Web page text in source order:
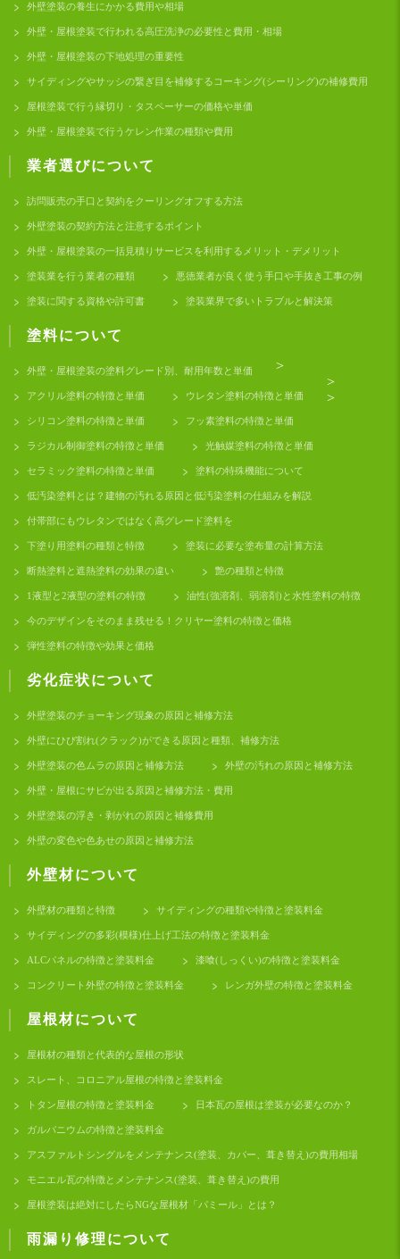
外壁塗装の養生にかかる費用や相場
外壁・屋根塗装で行われる高圧洗浄の必要性と費用・相場
外壁・屋根塗装の下地処理の重要性
サイディングやサッシの繋ぎ目を補修するコーキング(シーリング)の補修費用
屋根塗装で行う縁切り・タスペーサーの価格や単価
外壁・屋根塗装で行うケレン作業の種類や費用
業者選びについて
訪問販売の手口と契約をクーリングオフする方法
外壁塗装の契約方法と注意するポイント
外壁・屋根塗装の一括見積りサービスを利用するメリット・デメリット
塗装業を行う業者の種類 悪徳業者が良く使う手口や手抜き工事の例
塗装に関する資格や許可書 塗装業界で多いトラブルと解決策
塗料について
外壁・屋根塗装の塗料グレード別、耐用年数と単価
アクリル塗料の特徴と単価 ウレタン塗料の特徴と単価
シリコン塗料の特徴と単価 フッ素塗料の特徴と単価
ラジカル制御塗料の特徴と単価 光触媒塗料の特徴と単価
セラミック塗料の特徴と単価 塗料の特殊機能について
低汚染塗料とは？建物の汚れる原因と低汚染塗料の仕組みを解説
付帯部にもウレタンではなく高グレード塗料を
下塗り用塗料の種類と特徴 塗装に必要な塗布量の計算方法
断熱塗料と遮熱塗料の効果の違い 艶の種類と特徴
1液型と2液型の塗料の特徴
>
油性(強溶剤、弱溶剤)と水性塗料の特徴
>
今のデザインをそのまま残せる！クリヤー塗料の特徴と価格
>
弾性塗料の特徴や効果と価格
劣化症状について
外壁塗装のチョーキング現象の原因と補修方法
外壁にひび割れ(クラック)ができる原因と種類、補修方法
外壁塗装の色ムラの原因と補修方法 外壁の汚れの原因と補修方法
外壁・屋根にサビが出る原因と補修方法・費用
外壁塗装の浮き・剥がれの原因と補修費用
外壁の変色や色あせの原因と補修方法
外壁材について
外壁材の種類と特徴 サイディングの種類や特徴と塗装料金
サイディングの多彩(模様)仕上げ工法の特徴と塗装料金
ALCパネルの特徴と塗装料金 漆喰(しっくい)の特徴と塗装料金
コンクリート外壁の特徴と塗装料金 レンガ外壁の特徴と塗装料金
屋根材について
屋根材の種類と代表的な屋根の形状
スレート、コロニアル屋根の特徴と塗装料金
トタン屋根の特徴と塗装料金 日本瓦の屋根は塗装が必要なのか？
ガルバニウムの特徴と塗装料金
アスファルトシングルをメンテナンス(塗装、カバー、葺き替え)の費用相場
モニエル瓦の特徴とメンテナンス(塗装、葺き替え)の費用
屋根塗装は絶対にしたらNGな屋根材「パミール」とは？
雨漏り修理について